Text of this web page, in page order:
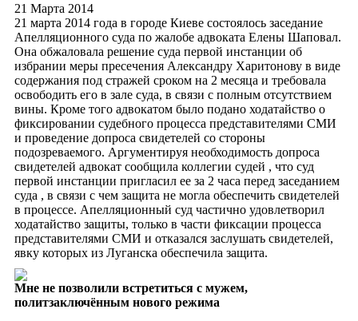
21 Марта 2014
21 марта 2014 года в городе Киеве состоялось заседание
Апелляционного суда по жалобе адвоката Елены Шаповал.
Она обжаловала решение суда первой инстанции об
избрании меры пресечения Александру Харитонову в виде
содержания под стражей сроком на 2 месяца и требовала
освободить его в зале суда, в связи с полным отсутствием
вины. Кроме того адвокатом было подано ходатайство о
фиксировании судебного процесса представителями СМИ
и проведение допроса свидетелей со стороны
подозреваемого. Аргументируя необходимость допроса
свидетелей адвокат сообщила коллегии судей , что суд
первой инстанции пригласил ее за 2 часа перед заседанием
суда , в связи с чем защита не могла обеспечить свидетелей
в процессе. Апелляционный суд частично удовлетворил
ходатайство защиты, только в части фиксации процесса
представителями СМИ и отказался заслушать свидетелей,
явку которых из Луганска обеспечила защита.
Мне не позволили встретиться с мужем,
политзаключённым нового режима